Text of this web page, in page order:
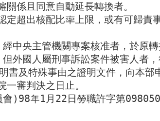
係且同意自動延長轉換者。
定超出核配比率上限，或有可歸
中央主管機關專案核准者，於原
外國人屬刑事訴訟案件被害人者
書及特殊事由之證明文件，向本
審判決之日止。
)98年1月22日勞職許字第